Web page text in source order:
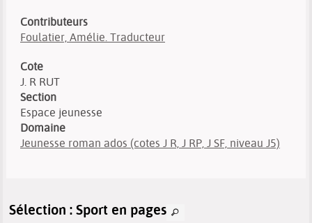
Contributeurs
Foulatier, Amélie. Traducteur
Cote
J. R RUT
Section
Espace jeunesse
Domaine
Jeunesse roman ados (cotes J R, J RP, J SF, niveau J5)
Sélection : Sport en pages